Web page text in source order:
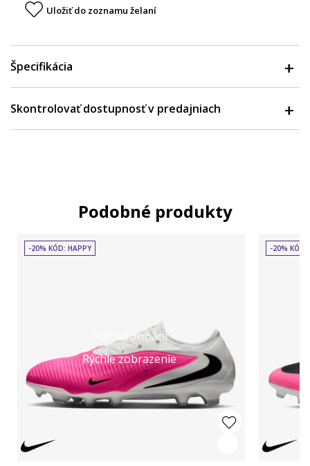
Uložiť do zoznamu želaní
Špecifikácia
Skontrolovať dostupnosť v predajniach
Podobné produkty
Viac informácií
Rýchle zobrazenie
-20% KÓD: HAPPY -20% KÓD: